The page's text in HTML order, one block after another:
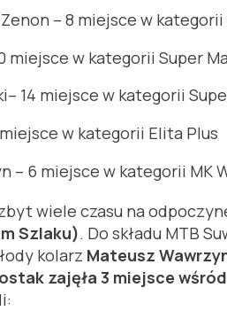
– 8 miejsce w
miejsce w kategorii Super
14 miejsce w kategorii
w kategorii Elita Plus
– 6 miejsce w kategorii MK
wiele czasu na
Szlaku). Do składu MTB
kolarz Mateusz
zajęła 3 miejsce